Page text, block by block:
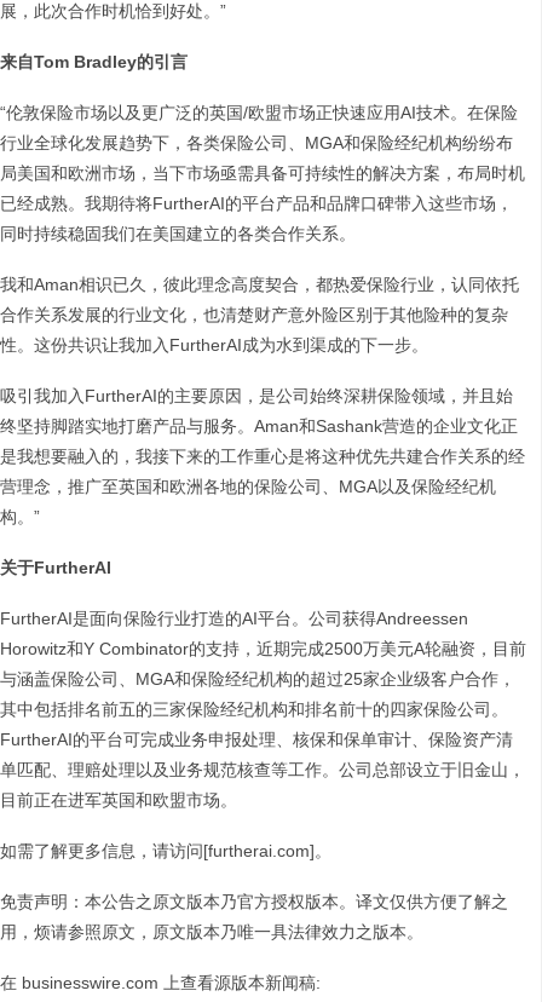
展，此次合作时机恰到好处。”
来自Tom Bradley的引言
“伦敦保险市场以及更广泛的英国/欧盟市场正快速应用AI技术。在保险
行业全球化发展趋势下，各类保险公司、MGA和保险经纪机构纷纷布
局美国和欧洲市场，当下市场亟需具备可持续性的解决方案，布局时机
已经成熟。我期待将FurtherAI的平台产品和品牌口碑带入这些市场，
同时持续稳固我们在美国建立的各类合作关系。
我和Aman相识已久，彼此理念高度契合，都热爱保险行业，认同依托
合作关系发展的行业文化，也清楚财产意外险区别于其他险种的复杂
性。这份共识让我加入FurtherAI成为水到渠成的下一步。
吸引我加入FurtherAI的主要原因，是公司始终深耕保险领域，并且始
终坚持脚踏实地打磨产品与服务。Aman和Sashank营造的企业文化正
是我想要融入的，我接下来的工作重心是将这种优先共建合作关系的经
营理念，推广至英国和欧洲各地的保险公司、MGA以及保险经纪机
构。”
关于FurtherAI
FurtherAI是面向保险行业打造的AI平台。公司获得Andreessen
Horowitz和Y Combinator的支持，近期完成2500万美元A轮融资，目前
与涵盖保险公司、MGA和保险经纪机构的超过25家企业级客户合作，
其中包括排名前五的三家保险经纪机构和排名前十的四家保险公司。
FurtherAI的平台可完成业务申报处理、核保和保单审计、保险资产清
单匹配、理赔处理以及业务规范核查等工作。公司总部设立于旧金山，
目前正在进军英国和欧盟市场。
如需了解更多信息，请访问[furtherai.com]。
免责声明：本公告之原文版本乃官方授权版本。译文仅供方便了解之
用，烦请参照原文，原文版本乃唯一具法律效力之版本。
在 businesswire.com 上查看源版本新闻稿: